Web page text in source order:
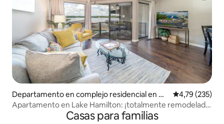
Departamento en complejo residencial en Ho
t Springs
Calificación
4,79 (235)
Apartamento en Lake Hamilton: ¡totalmente remodelado
Casas para familias